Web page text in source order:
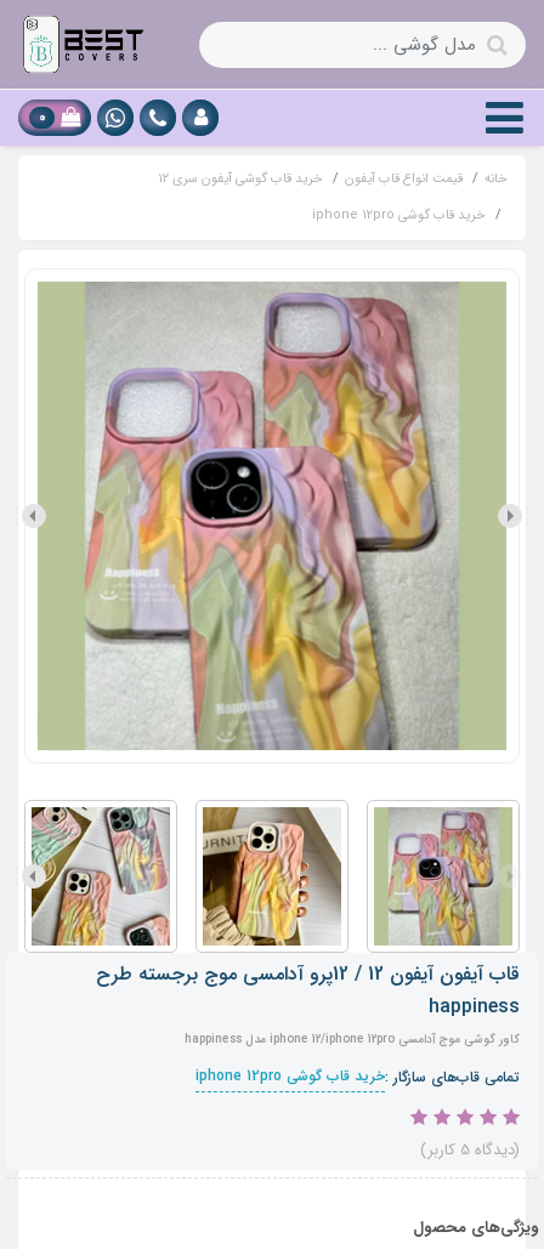
0
خانه قیمت انواع قاب آیفون
خرید قاب گوشی آیفون سری ۱۲
خرید قاب گوشی iphone 12pro
قاب آیفون آیفون 12 / 12پرو آدامسی موج برجسته طرح
happiness
کاور گوشی موج آدامسی iphone 12/iphone 12pro مدل happiness
تمامی قاب‌های سازگار :خرید قاب گوشی iphone 12pro
(دیدگاه 5 کاربر)
ویژگی‌های محصول